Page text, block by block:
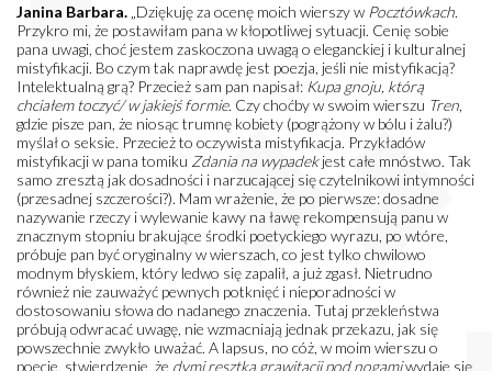
Janina Barbara. „Dziękuję za ocenę moich wierszy w Pocztówkach.
Przykro mi, że postawiłam pana w kłopotliwej sytuacji. Cenię sobie
pana uwagi, choć jestem zaskoczona uwagą o eleganckiej i kulturalnej
mistyfikacji. Bo czym tak naprawdę jest poezja, jeśli nie mistyfikacją?
Intelektualną grą? Przecież sam pan napisał: Kupa gnoju, którą
chciałem toczyć/ w jakiejś formie. Czy choćby w swoim wierszu Tren,
gdzie pisze pan, że niosąc trumnę kobiety (pogrążony w bólu i żalu?)
myślał o seksie. Przecież to oczywista mistyfikacja. Przykładów
mistyfikacji w pana tomiku Zdania na wypadekjest całe mnóstwo. Tak
samo zresztą jak dosadności i narzucającej się czytelnikowi intymności
(przesadnej szczerości?). Mam wrażenie, że po pierwsze: dosadne
nazywanie rzeczy i wylewanie kawy na ławę rekompensują panu w
znacznym stopniu brakujące środki poetyckiego wyrazu, po wtóre,
próbuje pan być oryginalny w wierszach, co jest tylko chwilowo
modnym błyskiem, który ledwo się zapalił, a już zgasł. Nietrudno
również nie zauważyć pewnych potknięć i nieporadności w
dostosowaniu słowa do nadanego znaczenia. Tutaj przekleństwa
próbują odwracać uwagę, nie wzmacniają jednak przekazu, jak się
powszechnie zwykło uważać. A lapsus, no cóż, w moim wierszu o
poecie, stwierdzenie, że dymi resztką grawitacji pod nogamiwydaje się